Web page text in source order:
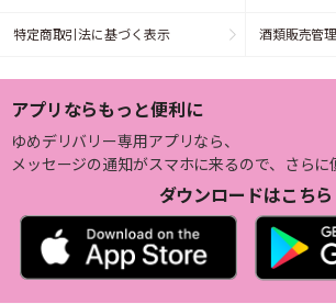
特定商取引法に基づく表示 酒類販売管
アプリならもっと便利に
ゆめデリバリー専用アプリなら、
メッセージの通知がスマホに来るので、さらに
ダウンロードはこちら